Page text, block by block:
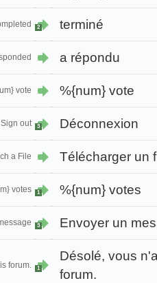
2 terminé
a répondu
vote %{num} vote
Sign out 3 Déconnexion
a File Télécharger un
votes 1 %{num} votes
3 Envoyer un
forum. 1
Désolé, vous
forum.